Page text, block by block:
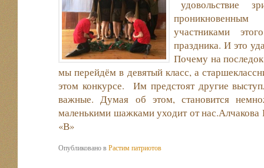
удовольствие
участниками
праздника. И это
Почему на
мы перейдём в девятый класс, а
этом конкурсе. Им предстоят другие
важные. Думая об этом, становится
маленькими шажками уходит от нас.Алчакова
«В»
Опубликовано вРастим патриотов